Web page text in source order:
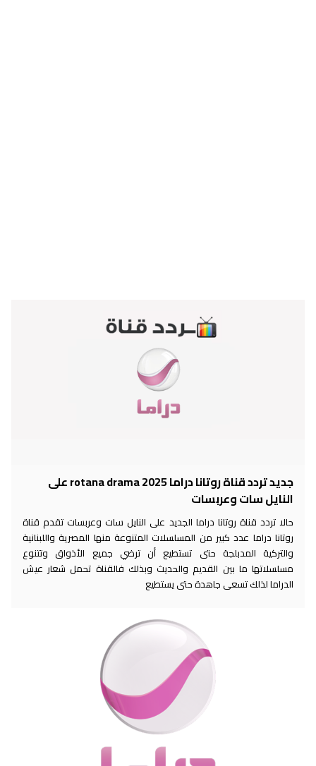
جديد تردد قناة روتانا دراما 2025 rotana drama على
النايل سات وعربسات
حالا تردد قناة روتانا دراما الجديد على النايل سات وعربسات تقدم قناة
روتانا دراما عدد كبير من المسلسلات المتنوعة منها المصرية واللبنانية
والتركية المدبلجة حتى تستطيع أن ترضي جميع الأذواق وتتنوع
مسلسلاتها ما بين القديم والحديث وبذلك فالقناة تحمل شعار عيش
الدراما لذلك تسعى جاهدة حتى يستطيع